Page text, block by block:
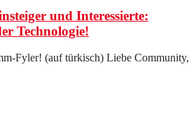
und Interessierte:
Technologie!
Fyler! (auf türkisch) Liebe Community,